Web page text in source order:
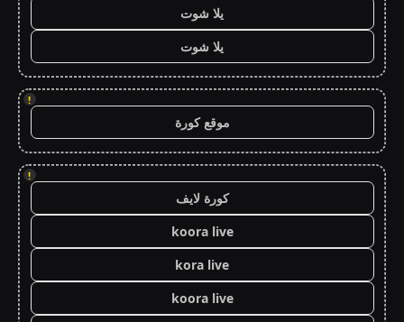
يلا شوت
يلا شوت
!
موقع كورة
!
كورة لايف
koora live
kora live
koora live